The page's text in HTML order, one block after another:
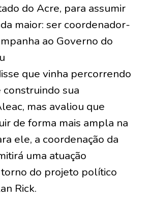
do Acre, para assumir
maior: ser coordenador-
ao Governo do
que vinha percorrendo
sua
mas avaliou que
de forma mais ampla na
ele, a coordenação da
uma atuação
do projeto político
Rick.